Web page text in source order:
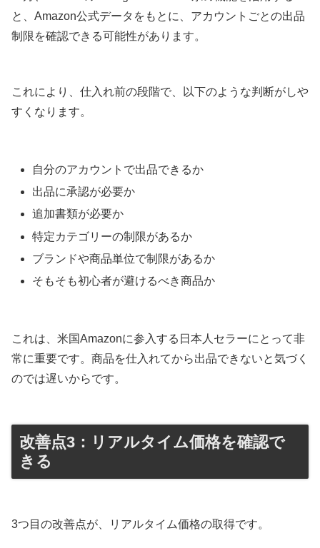
と、Amazon公式データをもとに、アカウントごとの出品
制限を確認できる可能性があります。
これにより、仕入れ前の段階で、以下のような判断がしや
すくなります。
自分のアカウントで出品できるか
出品に承認が必要か
追加書類が必要か
特定カテゴリーの制限があるか
ブランドや商品単位で制限があるか
そもそも初心者が避けるべき商品か
これは、米国Amazonに参入する日本人セラーにとって非
常に重要です。商品を仕入れてから出品できないと気づく
のでは遅いからです。
改善点3：リアルタイム価格を確認で
きる
3つ目の改善点が、リアルタイム価格の取得です。